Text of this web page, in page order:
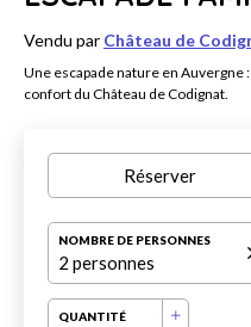
Vendu par Château de
Une escapade nature en Auvergne
confort du Château de Codignat.
Réserver
NOMBRE DE PERSONNES
2 personnes
QUANTITÉ